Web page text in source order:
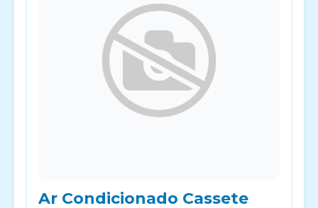
Ar Condicionado Cassete